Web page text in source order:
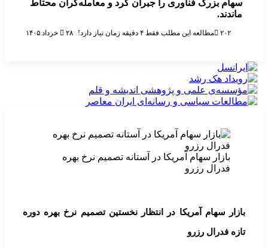
سهام بزرگ فناوری را جبران کرد و معامله‌گران محتاط
ماندند.
۲۸ خرداد ۱۴۰۵ ۲۰۲ مطالعه این مطلب فقط ۴ دقیقه زمان نیاز دارد!
بازار سهام آمریکا در آستانه تصمیم نرخ بهره
فدرال رزرو
بازار سهام آمریکا در انتظار نخستین تصمیم نرخ بهره دوره
تازه فدرال رزرو